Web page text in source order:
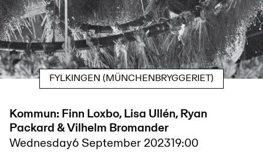
FYLKINGEN (MÜNCHENBRYGGERIET)
Kommun: Finn Loxbo, Lisa Ullén, Ryan
Packard & Vilhelm Bromander
Wednesday6 September 202319:00